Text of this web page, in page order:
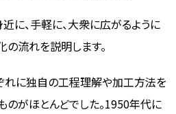
に、手軽に、大衆に広がるように
の流れを説明します。
に独自の工程理解や加工方法を
のがほとんどでした。1950年代に